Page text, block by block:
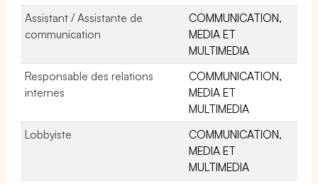
Assistant / Assistante de
communication
COMMUNICATION,
MEDIA ET
MULTIMEDIA
Responsable des relations
internes
COMMUNICATION,
MEDIA ET
MULTIMEDIA
Lobbyiste
COMMUNICATION,
MEDIA ET
MULTIMEDIA